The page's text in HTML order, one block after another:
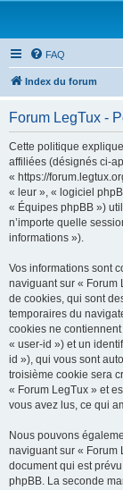
FAQ
Index du forum
Forum LegTux -
Cette politique
affiliées (désignés ci-
« https://
« leur », « logiciel
« Équipes phpBB »)
n’importe quelle
informations »).
Vos informations sont
naviguant sur « Forum
de cookies, qui sont
temporaires du
cookies ne
« user-id ») et un
id »), qui vous sont
troisième cookie sera
« Forum LegTux » et
vous avez lus, ce qui
Nous pouvons
naviguant sur « Forum
document qui est
phpBB. La seconde